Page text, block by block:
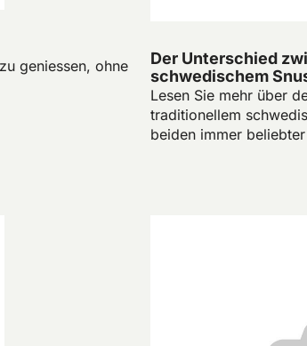
geniessen, ohne
Der Unterschied
schwedischem
Lesen Sie mehr über
traditionellem
beiden immer